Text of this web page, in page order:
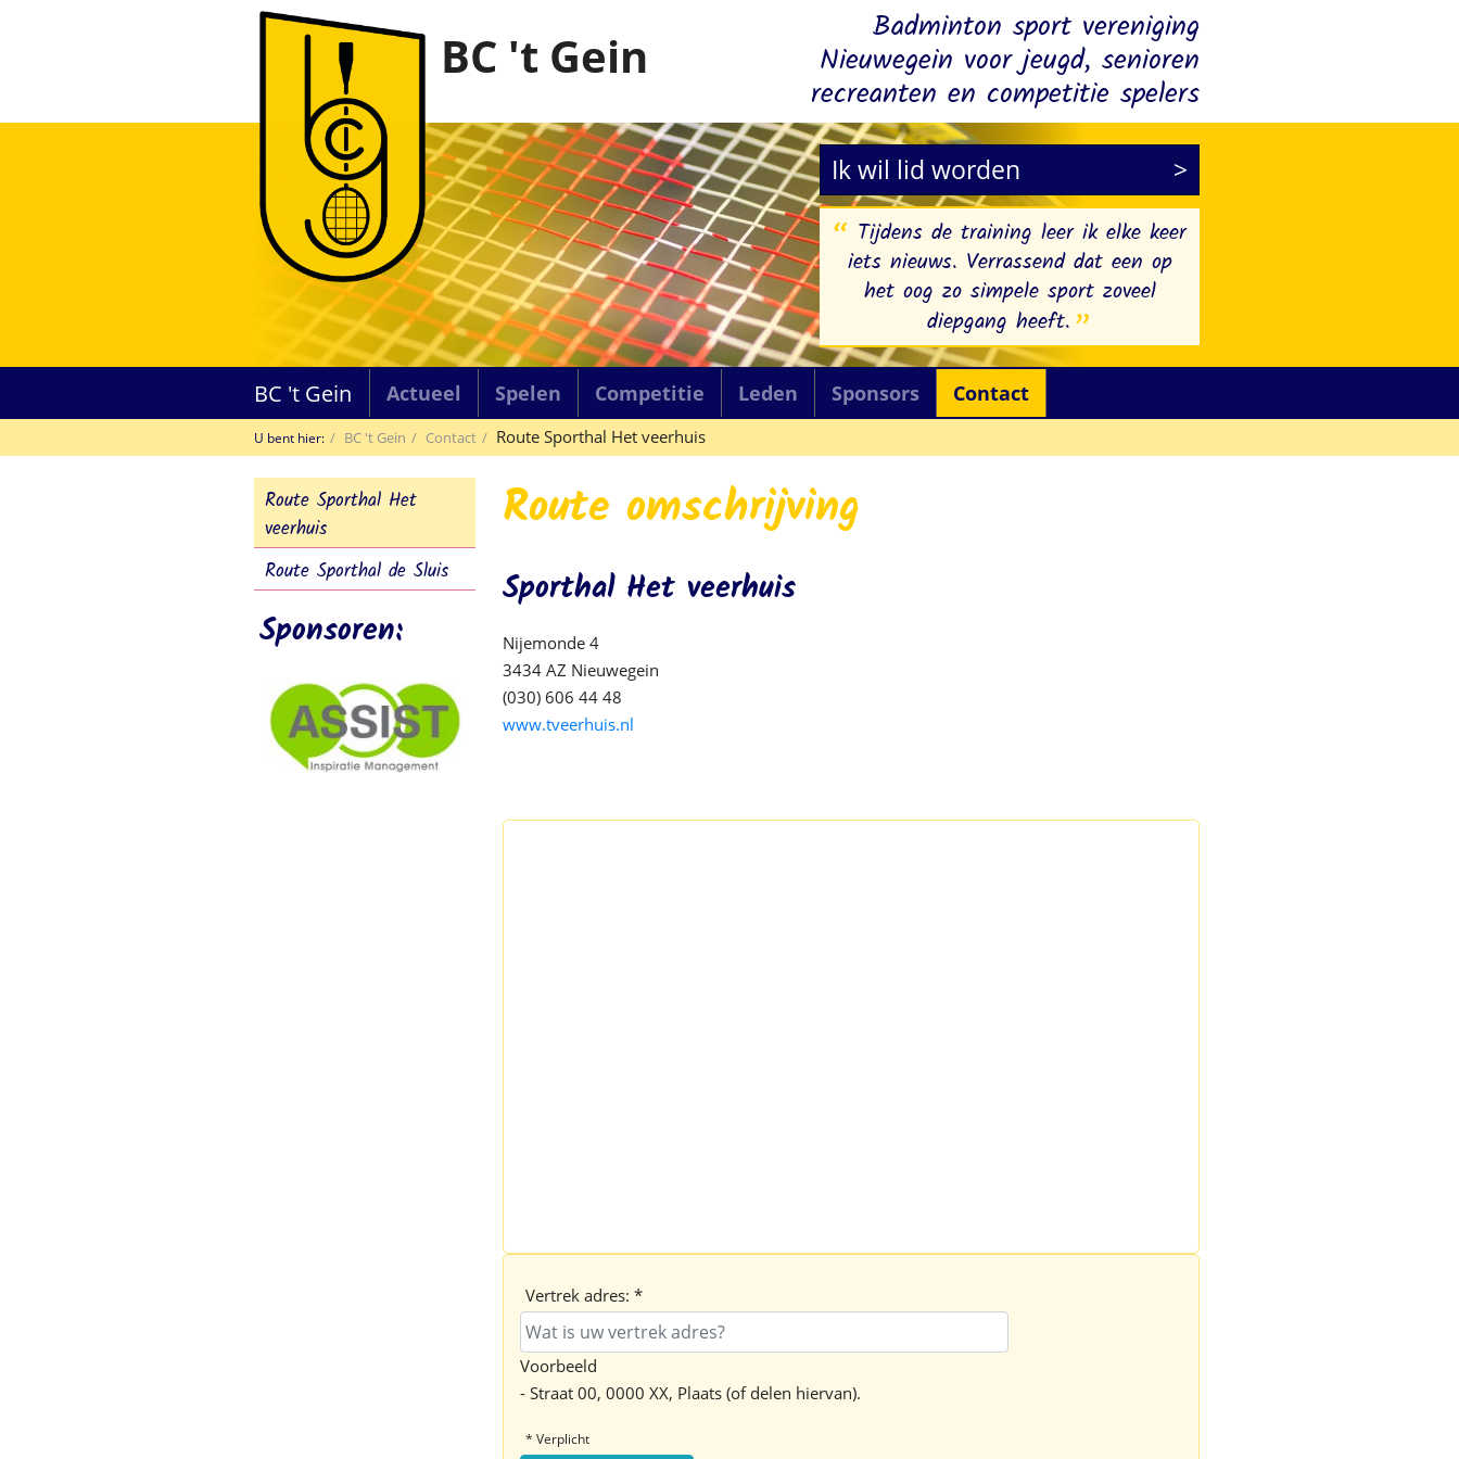
BC 't Gein Badminton sport vereniging
Nieuwegein voor jeugd, senioren
recreanten en competitie spelers
Ik wil lid worden
Tijdens de training leer ik elke keer
iets nieuws. Verrassend dat een op
het oog zo simpele sport zoveel
diepgang heeft.
BC 't Gein Actueel Spelen Competitie Leden Sponsors Contact
U bent hier: BC 't Gein Contact Route Sporthal Het veerhuis
Route Sporthal Het
veerhuis
Route Sporthal de Sluis
Sponsoren:
Route omschrijving
Sporthal Het veerhuis
Nijemonde 4
3434 AZ Nieuwegein
(030) 606 44 48
www.tveerhuis.nl
Vertrek adres: *
Voorbeeld
- Straat 00, 0000 XX, Plaats (of delen hiervan).
* Verplicht